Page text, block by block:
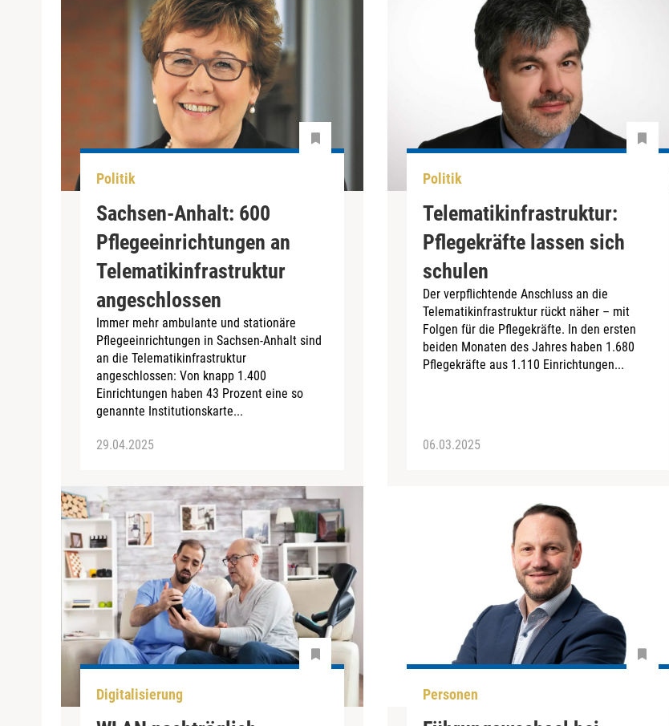
Politik
Sachsen-Anhalt: 600
Pflegeeinrichtungen an
Telematikinfrastruktur
angeschlossen
Immer mehr ambulante und stationäre
Pflegeeinrichtungen in Sachsen-Anhalt sind
an die Telematikinfrastruktur
angeschlossen: Von knapp 1.400
Einrichtungen haben 43 Prozent eine so
genannte Institutionskarte...
29.04.2025
Politik
Telematikinfrastruktur:
Pflegekräfte lassen sich
schulen
Der verpflichtende Anschluss an die
Telematikinfrastruktur rückt näher – mit
Folgen für die Pflegekräfte. In den ersten
beiden Monaten des Jahres haben 1.680
Pflegekräfte aus 1.110 Einrichtungen...
06.03.2025
Digitalisierung Personen